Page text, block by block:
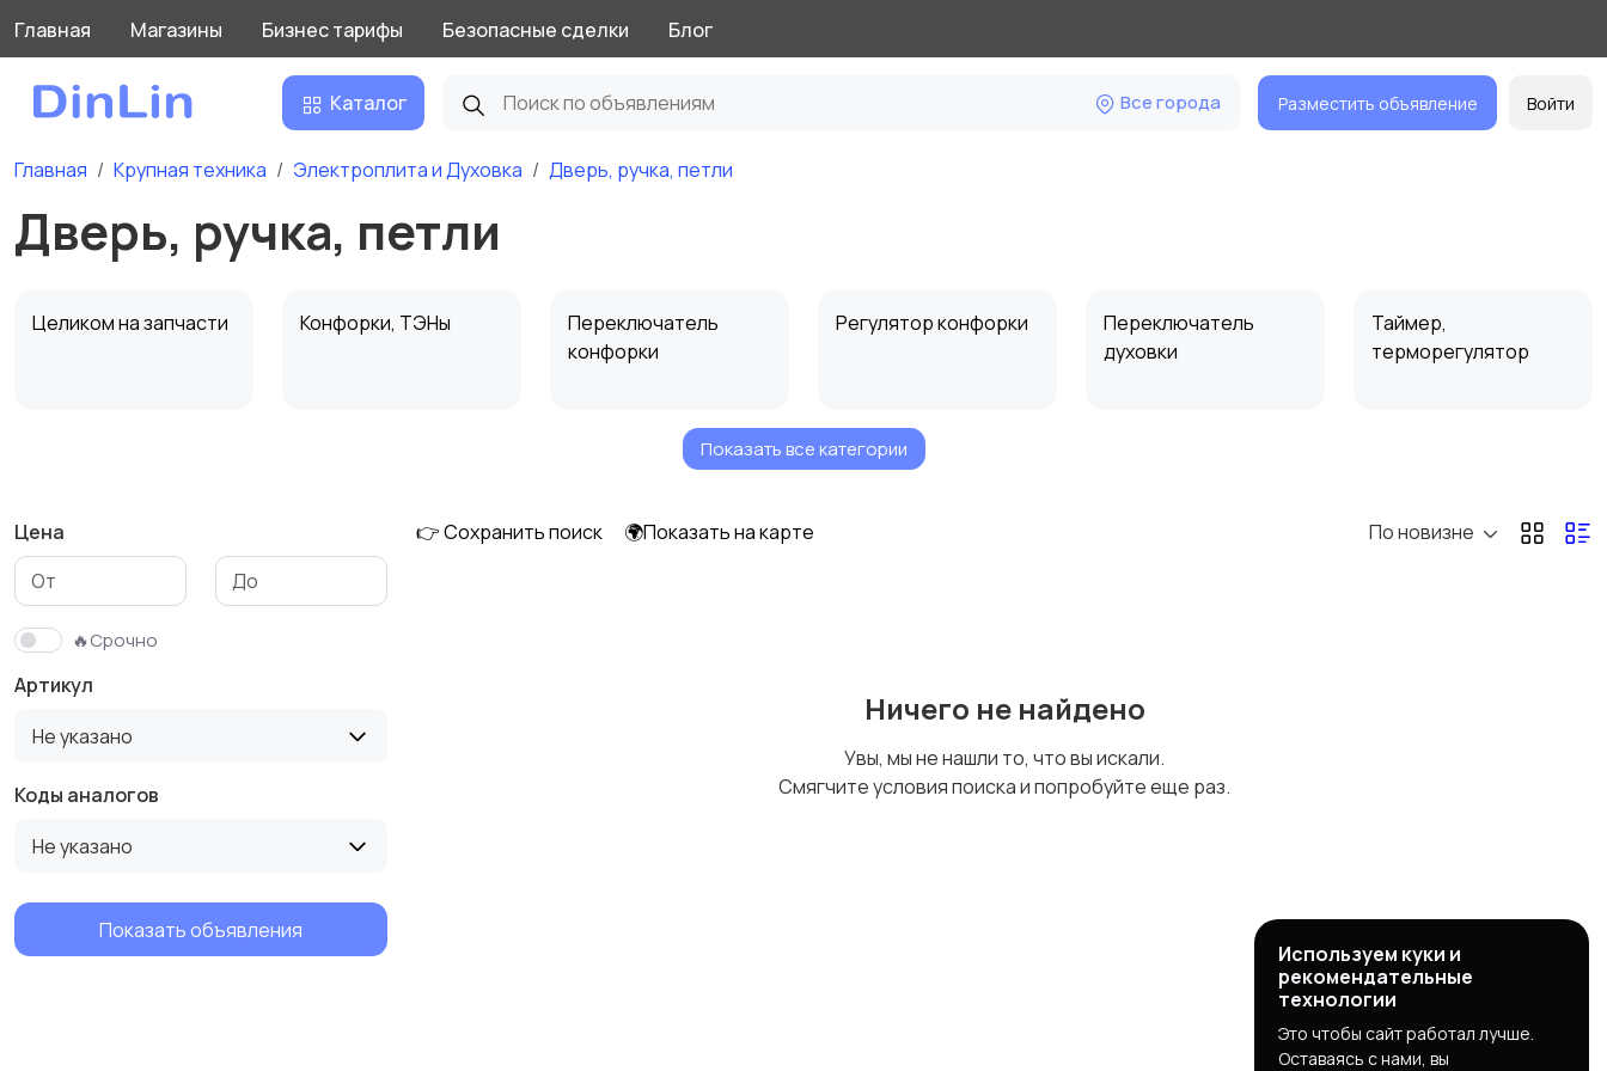
Главная Магазины Бизнес тарифы Безопасные сделки Блог
Каталог Все города Разместить объявление Войти
Главная Крупная техника Электроплита и Духовка Дверь, ручка, петли
Дверь, ручка, петли
Целиком на запчасти Конфорки, ТЭНы
Переключатель
конфорки
Регулятор конфорки
Переключатель
духовки
Таймер,
терморегулятор
Стекла духовки Дверь, ручка, петли
Патрон
Противни, Решетки
Показать все категории
Цена
🔥Срочно
Артикул
Не указано
Коды аналогов
Не указано
Показать объявления
👉 Сохранить поиск 🌍Показать на карте По новизне
Ничего не найдено
Увы, мы не нашли то, что вы искали.
Смягчите условия поиска и попробуйте еще раз.
Используем куки и
рекомендательные
технологии
Это чтобы сайт работал лучше.
Оставаясь с нами, вы